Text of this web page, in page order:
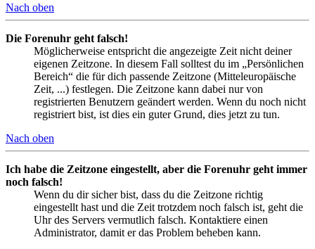
Nach oben
Die Forenuhr geht falsch!
Möglicherweise entspricht die angezeigte Zeit nicht deiner
eigenen Zeitzone. In diesem Fall solltest du im „Persönlichen
Bereich“ die für dich passende Zeitzone (Mitteleuropäische
Zeit, ...) festlegen. Die Zeitzone kann dabei nur von
registrierten Benutzern geändert werden. Wenn du noch nicht
registriert bist, ist dies ein guter Grund, dies jetzt zu tun.
Nach oben
Ich habe die Zeitzone eingestellt, aber die Forenuhr geht immer
noch falsch!
Wenn du dir sicher bist, dass du die Zeitzone richtig
eingestellt hast und die Zeit trotzdem noch falsch ist, geht die
Uhr des Servers vermutlich falsch. Kontaktiere einen
Administrator, damit er das Problem beheben kann.